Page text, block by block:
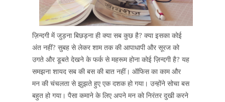
ज़िन्दगी में जुड़ना बिछड़ना ही क्या सब कुछ है? क्या इसका कोई
अंत नहीं? सुबह से लेकर शाम तक की आपाधापी और सूरज को
उगते और डूबते देखने के फर्क से महरूम होना कोई ज़िन्दगी है? यह
समझना शायद सब की बस की बात नहीं। ऑफिस का काम और
मन की चंचलता से झुझते हुए एक दशक हो गया। उन्होंने सोचा बस
बहुत हो गया। पैसा कमाने के लिए अपने मन को निरंतर दुखी करने